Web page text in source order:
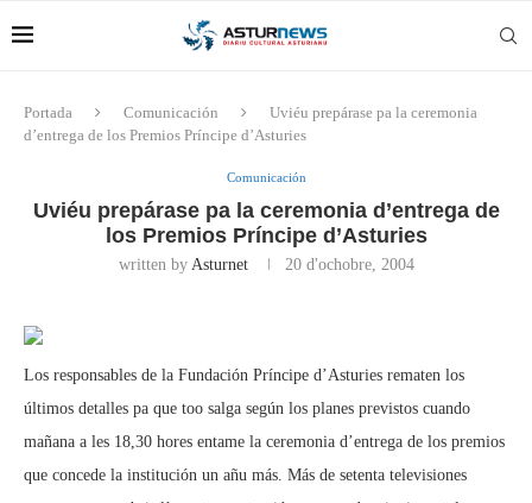
Portada Comunicación
Uviéu prepárase pa la ceremonia
d’entrega de los Premios Príncipe d’Asturies
Comunicación
Uviéu prepárase pa la ceremonia d’entrega de
los Premios Príncipe d’Asturies
written by Asturnet 20 d'ochobre, 2004
Los responsables de la Fundación Príncipe d’Asturies rematen los
últimos detalles pa que too salga según los planes previstos cuando
mañana a les 18,30 hores entame la ceremonia d’entrega de los premios
que concede la institución un añu más. Más de setenta televisiones